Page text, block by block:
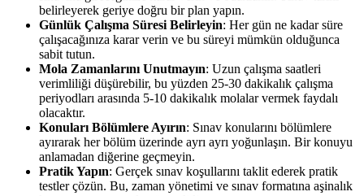
belirleyerek geriye doğru bir plan yapın.
Günlük Çalışma Süresi Belirleyin: Her gün ne kadar süre
çalışacağınıza karar verin ve bu süreyi mümkün olduğunca
sabit tutun.
Mola Zamanlarını Unutmayın: Uzun çalışma saatleri
verimliliği düşürebilir, bu yüzden 25-30 dakikalık çalışma
periyodları arasında 5-10 dakikalık molalar vermek faydalı
olacaktır.
Konuları Bölümlere Ayırın: Sınav konularını bölümlere
ayırarak her bölüm üzerinde ayrı ayrı yoğunlaşın. Bir konuyu
anlamadan diğerine geçmeyin.
Pratik Yapın: Gerçek sınav koşullarını taklit ederek pratik
testler çözün. Bu, zaman yönetimi ve sınav formatına aşinalık